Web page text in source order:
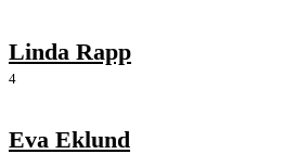
Linda Rapp
4
Eva Eklund